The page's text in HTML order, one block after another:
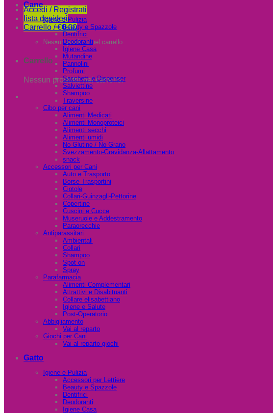
Accedi / Registrati
lista desideri
Carrello /€0.00
Nessun prodotto nel carrello.
Carrello
Nessun prodotto nel carrello.
Cane
Igiene e Pulizia
Beauty e Spazzole
Dentifrici
Deodoranti
Igiene Casa
Mutandine
Pannolini
Profumi
Sacchetti e Dispenser
Salviettine
Shampoo
Traversine
Cibo per cani
Alimenti Medicati
Alimenti Monoproteici
Alimenti secchi
Alimenti umidi
No Glutine / No Grano
Svezzamento-Gravidanza-Allattamento
snack
Accessori per Cani
Auto e Trasporto
Borse Trasportini
Ciotole
Collari-Guinzagli-Pettorine
Copertine
Cuscini e Cucce
Museruole e Addestramento
Paraorecchie
Antiparassitari
Ambientali
Collari
Shampoo
Spot-on
Spray
Parafarmacia
Alimenti Complementari
Attrattivi e Disabituanti
Collare elisabettiano
Igiene e Salute
Post-Operatorio
Abbigliamento
Vai al reparto
Giochi per Cani
Vai al reparto giochi
Gatto
Igiene e Pulizia
Accessori per Lettiere
Beauty e Spazzole
Dentifrici
Deodoranti
Igiene Casa